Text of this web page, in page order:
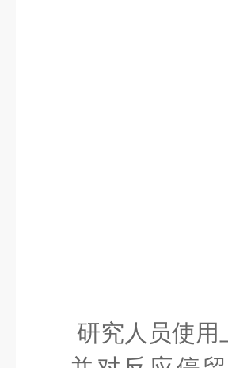
2.研究人员使用